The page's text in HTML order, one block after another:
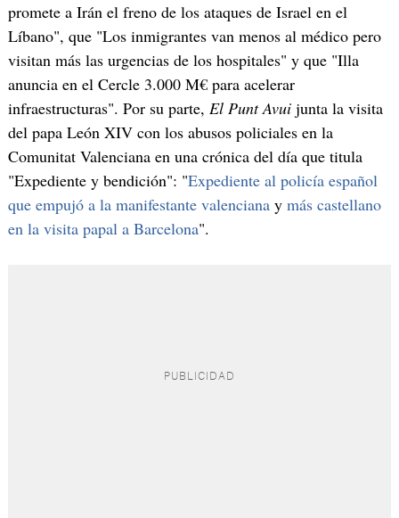
promete a Irán el freno de los ataques de Israel en el
Líbano", que "Los inmigrantes van menos al médico pero
visitan más las urgencias de los hospitales" y que "Illa
anuncia en el Cercle 3.000 M€ para acelerar
infraestructuras". Por su parte, El Punt Avuijunta la visita
del papa León XIV con los abusos policiales en la
Comunitat Valenciana en una crónica del día que titula
"Expediente y bendición": "Expediente al policía español
que empujó a la manifestante valencianay más castellano
en la visita papal a Barcelona".